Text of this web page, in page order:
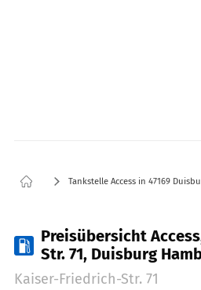
Tankstelle Access in 47169
Preisübersicht
Str. 71, Duisburg
Kaiser-Friedrich-Str. 71